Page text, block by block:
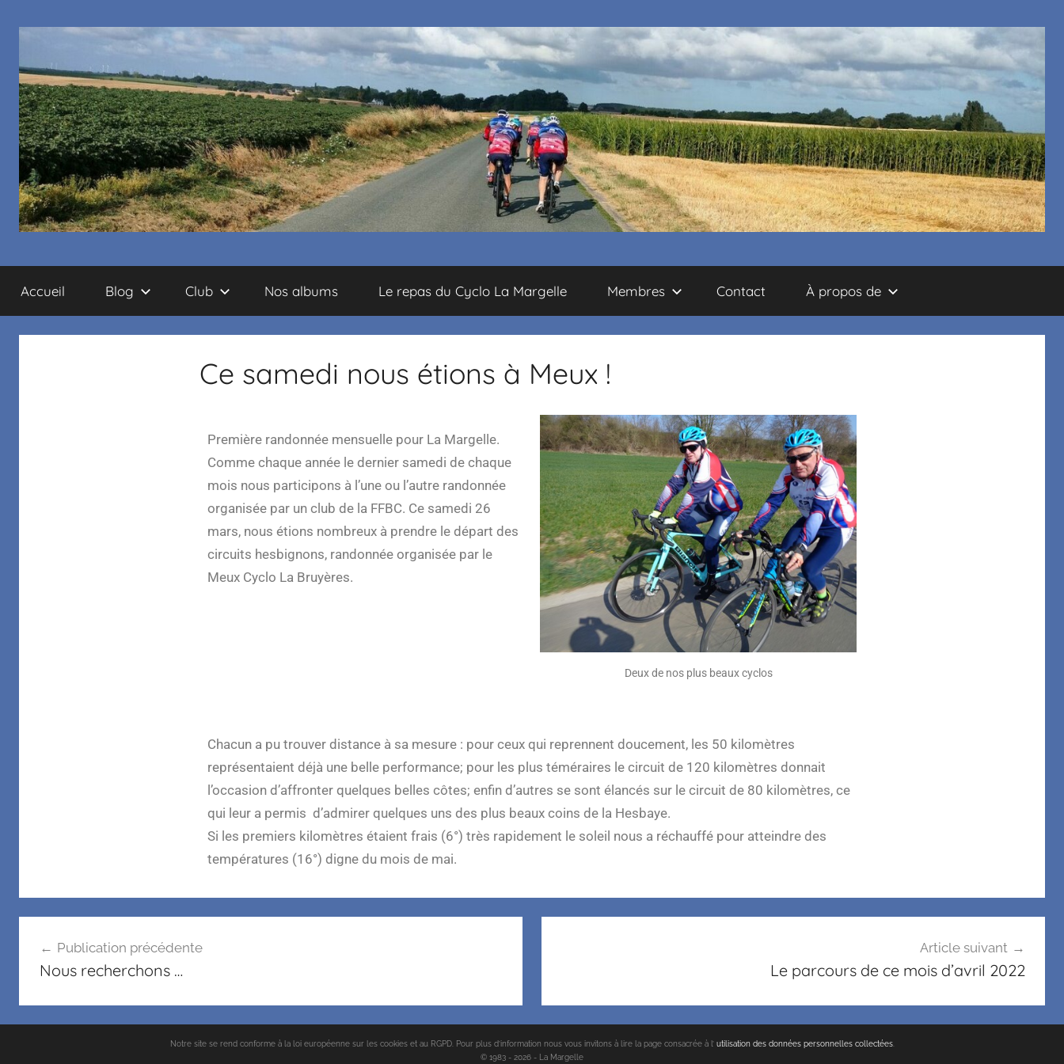
Cyclo
club
Accueil Blog Club Nos albums Le repas du Cyclo La Margelle Membres Contact À propos de
Ce samedi nous étions à Meux !
Première randonnée mensuelle pour La Margelle.
Comme chaque année le dernier samedi de chaque
mois nous participons à l’une ou l’autre randonnée
organisée par un club de la FFBC. Ce samedi 26
mars, nous étions nombreux à prendre le départ des
circuits hesbignons, randonnée organisée par le
Meux Cyclo La Bruyères.
Deux de nos plus beaux cyclos
Chacun a pu trouver distance à sa mesure : pour ceux qui reprennent doucement, les 50 kilomètres
représentaient déjà une belle performance; pour les plus téméraires le circuit de 120 kilomètres donnait
l’occasion d’affronter quelques belles côtes; enfin d’autres se sont élancés sur le circuit de 80 kilomètres, ce
qui leur a permis d’admirer quelques uns des plus beaux coins de la Hesbaye.
Si les premiers kilomètres étaient frais (6°) très rapidement le soleil nous a réchauffé pour atteindre des
températures (16°) digne du mois de mai.
Publication précédente
Nous recherchons …
Article suivant
Le parcours de ce mois d’avril 2022
Notre site se rend conforme à la loi européenne sur les cookies et au RGPD. Pour plus d’information nous vous invitons à lire la page consacrée à l’ utilisation des données personnelles collectées.
© 1983 - 2026 - La Margelle